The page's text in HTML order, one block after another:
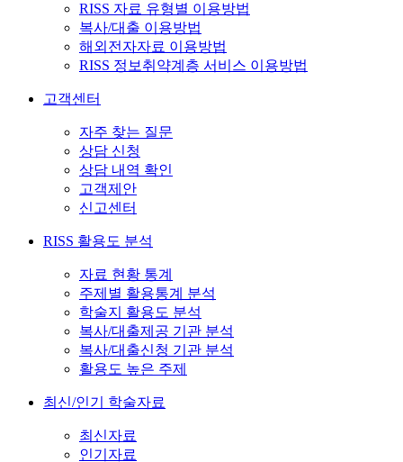
RISS 자료 유형별 이용방법
복사/대출 이용방법
해외전자자료 이용방법
RISS 정보취약계층 서비스 이용방법
고객센터
자주 찾는 질문
상담 신청
상담 내역 확인
고객제안
신고센터
RISS 활용도 분석
자료 현황 통계
주제별 활용통계 분석
학술지 활용도 분석
복사/대출제공 기관 분석
복사/대출신청 기관 분석
활용도 높은 주제
최신/인기 학술자료
최신자료
인기자료